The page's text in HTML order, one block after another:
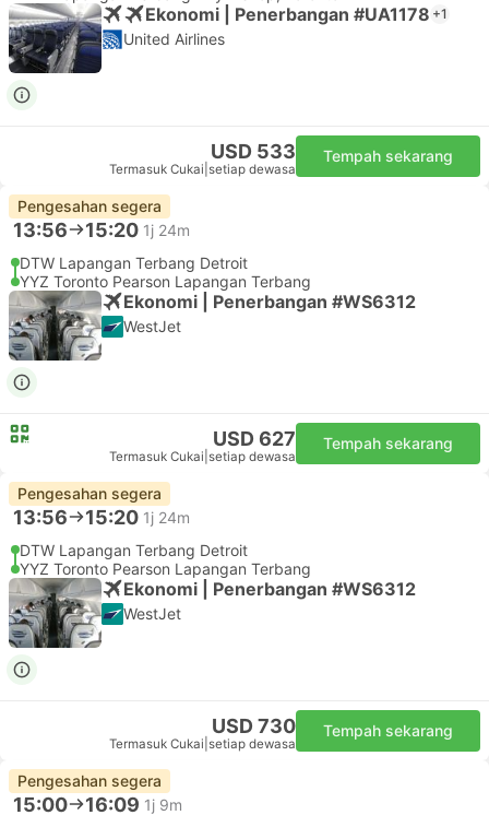
Ekonomi | Penerbangan #UA1178 +1
United Airlines
USD 533
Termasuk Cukai setiap dewasa
Tempah sekarang
Pengesahan segera
13:56 15:20 1j 24m
DTW Lapangan Terbang Detroit
YYZ Toronto Pearson Lapangan Terbang
Ekonomi | Penerbangan #WS6312
WestJet
USD 627
Termasuk Cukai setiap dewasa
Tempah sekarang
Pengesahan segera
13:56 15:20 1j 24m
DTW Lapangan Terbang Detroit
YYZ Toronto Pearson Lapangan Terbang
Ekonomi | Penerbangan #WS6312
WestJet
USD 730
Termasuk Cukai setiap dewasa
Tempah sekarang
Pengesahan segera
15:00 16:09 1j 9m